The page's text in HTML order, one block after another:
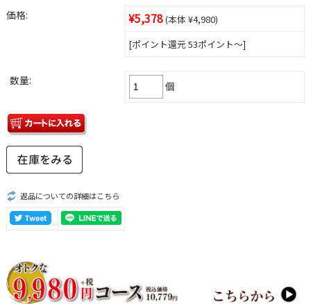
価格: ¥5,378(本体 ¥4,980)
[ポイント還元 53ポイント～]
数量: 個
返品についての詳細はこちら